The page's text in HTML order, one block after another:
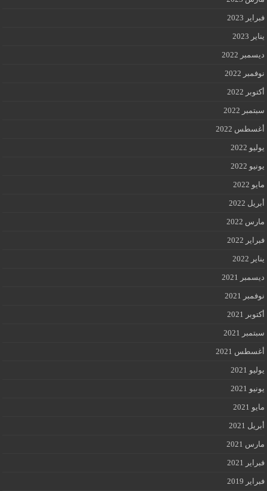
فبراير 2023
يناير 2023
ديسمبر 2022
نوفمبر 2022
أكتوبر 2022
سبتمبر 2022
أغسطس 2022
يوليو 2022
يونيو 2022
مايو 2022
أبريل 2022
مارس 2022
فبراير 2022
يناير 2022
ديسمبر 2021
نوفمبر 2021
أكتوبر 2021
سبتمبر 2021
أغسطس 2021
يوليو 2021
يونيو 2021
مايو 2021
أبريل 2021
مارس 2021
فبراير 2021
فبراير 2019